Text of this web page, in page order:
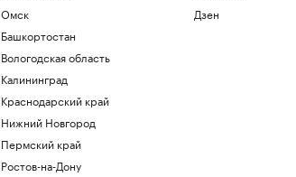
Омск
Башкортостан
Вологодская область
Калининград
Краснодарский край
Нижний Новгород
Пермский край
Ростов-на-Дону
Дзен